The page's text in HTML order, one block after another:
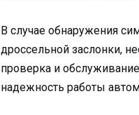
В случае обнаружения
дроссельной заслонки,
проверка и
надежность работы